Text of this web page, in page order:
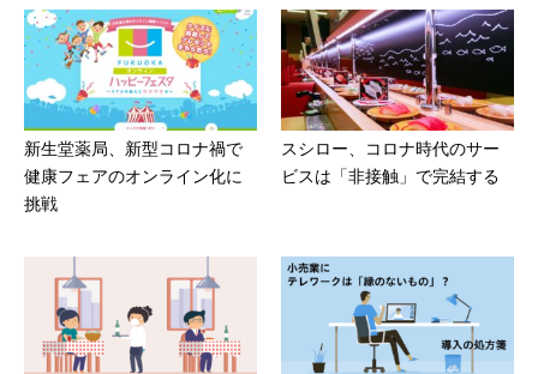
新生堂薬局、新型コロナ禍で
健康フェアのオンライン化に
挑戦
スシロー、コロナ時代のサー
ビスは「非接触」で完結する